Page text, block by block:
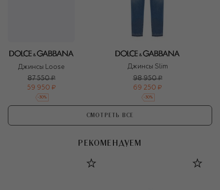
Джинсы Loose
87 550 ₽
59 950 ₽
-30%
Джинсы Slim
98 950 ₽
69 250 ₽
-30%
СМОТРЕТЬ ВСЕ
РЕКОМЕНДУЕМ